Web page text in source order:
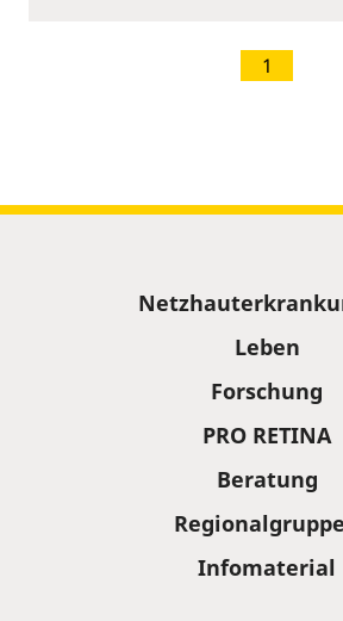
1
Leben
Forschung
PRO RETINA
Beratung
Infomaterial